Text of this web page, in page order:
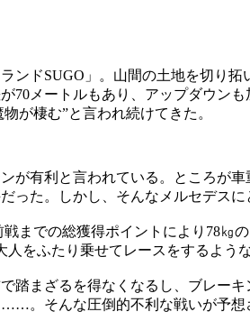
ドSUGO」。山間の土地を切り
70メートルもあり、アップダウン
が棲む”と言われ続けてきた。
が有利と言われている。ところが
った。しかし、そんなメルセデス
までの総獲得ポイントにより78
をふたり乗せてレースをするような
踏まざるを得なくなるし、ブレー
。そんな圧倒的不利な戦いが予想